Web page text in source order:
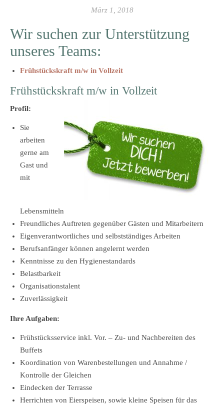
März 1, 2018
Wir suchen zur Unterstützung
unseres Teams:
Frühstückskraft m/w in Vollzeit
Frühstückskraft m/w in Vollzeit
Profil:
Sie
arbeiten
gerne am
Gast und
mit
Lebensmitteln
Freundliches Auftreten gegenüber Gästen und Mitarbeitern
Eigenverantwortliches und selbstständiges Arbeiten
Berufsanfänger können angelernt werden
Kenntnisse zu den Hygienestandards
Belastbarkeit
Organisationstalent
Zuverlässigkeit
Ihre Aufgaben:
Frühstücksservice inkl. Vor. – Zu- und Nachbereiten des
Buffets
Koordination von Warenbestellungen und Annahme /
Kontrolle der Gleichen
Eindecken der Terrasse
Herrichten von Eierspeisen, sowie kleine Speisen für das